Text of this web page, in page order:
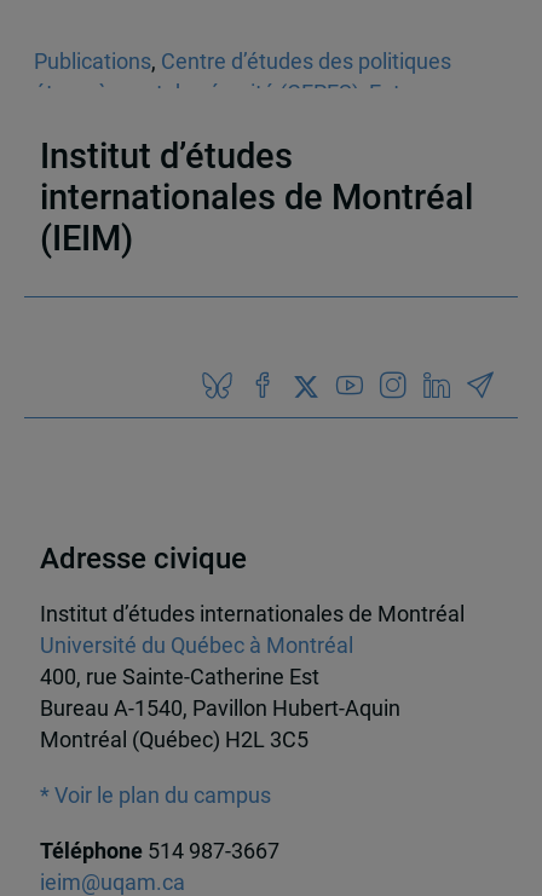
Publications, Centre d’études des politiques
étrangères et de sécurité (CEPES) Entrevues
Institut d’études
internationales de Montréal
(IEIM)
Adresse civique
Institut d’études internationales de Montréal
Université du Québec à Montréal
400, rue Sainte-Catherine Est
Bureau A-1540, Pavillon Hubert-Aquin
Montréal (Québec) H2L 3C5
* Voir le plan du campus
Téléphone 514 987-3667
ieim@uqam.ca